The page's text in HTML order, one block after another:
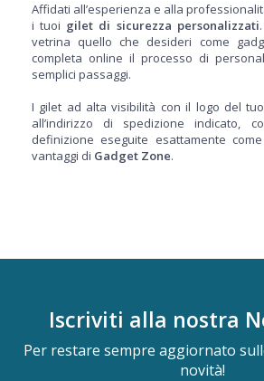
Affidati all’esperienza e alla
i tuoi gilet di sicurezza personalizzati
vetrina quello che desideri come
completa online il processo di
semplici passaggi.
I gilet ad alta visibilità con il logo del
all’indirizzo di spedizione indicato,
definizione eseguite esattamente
vantaggi di Gadget Zone.
Iscriviti alla nostra
Per restare sempre aggiornato
novità!